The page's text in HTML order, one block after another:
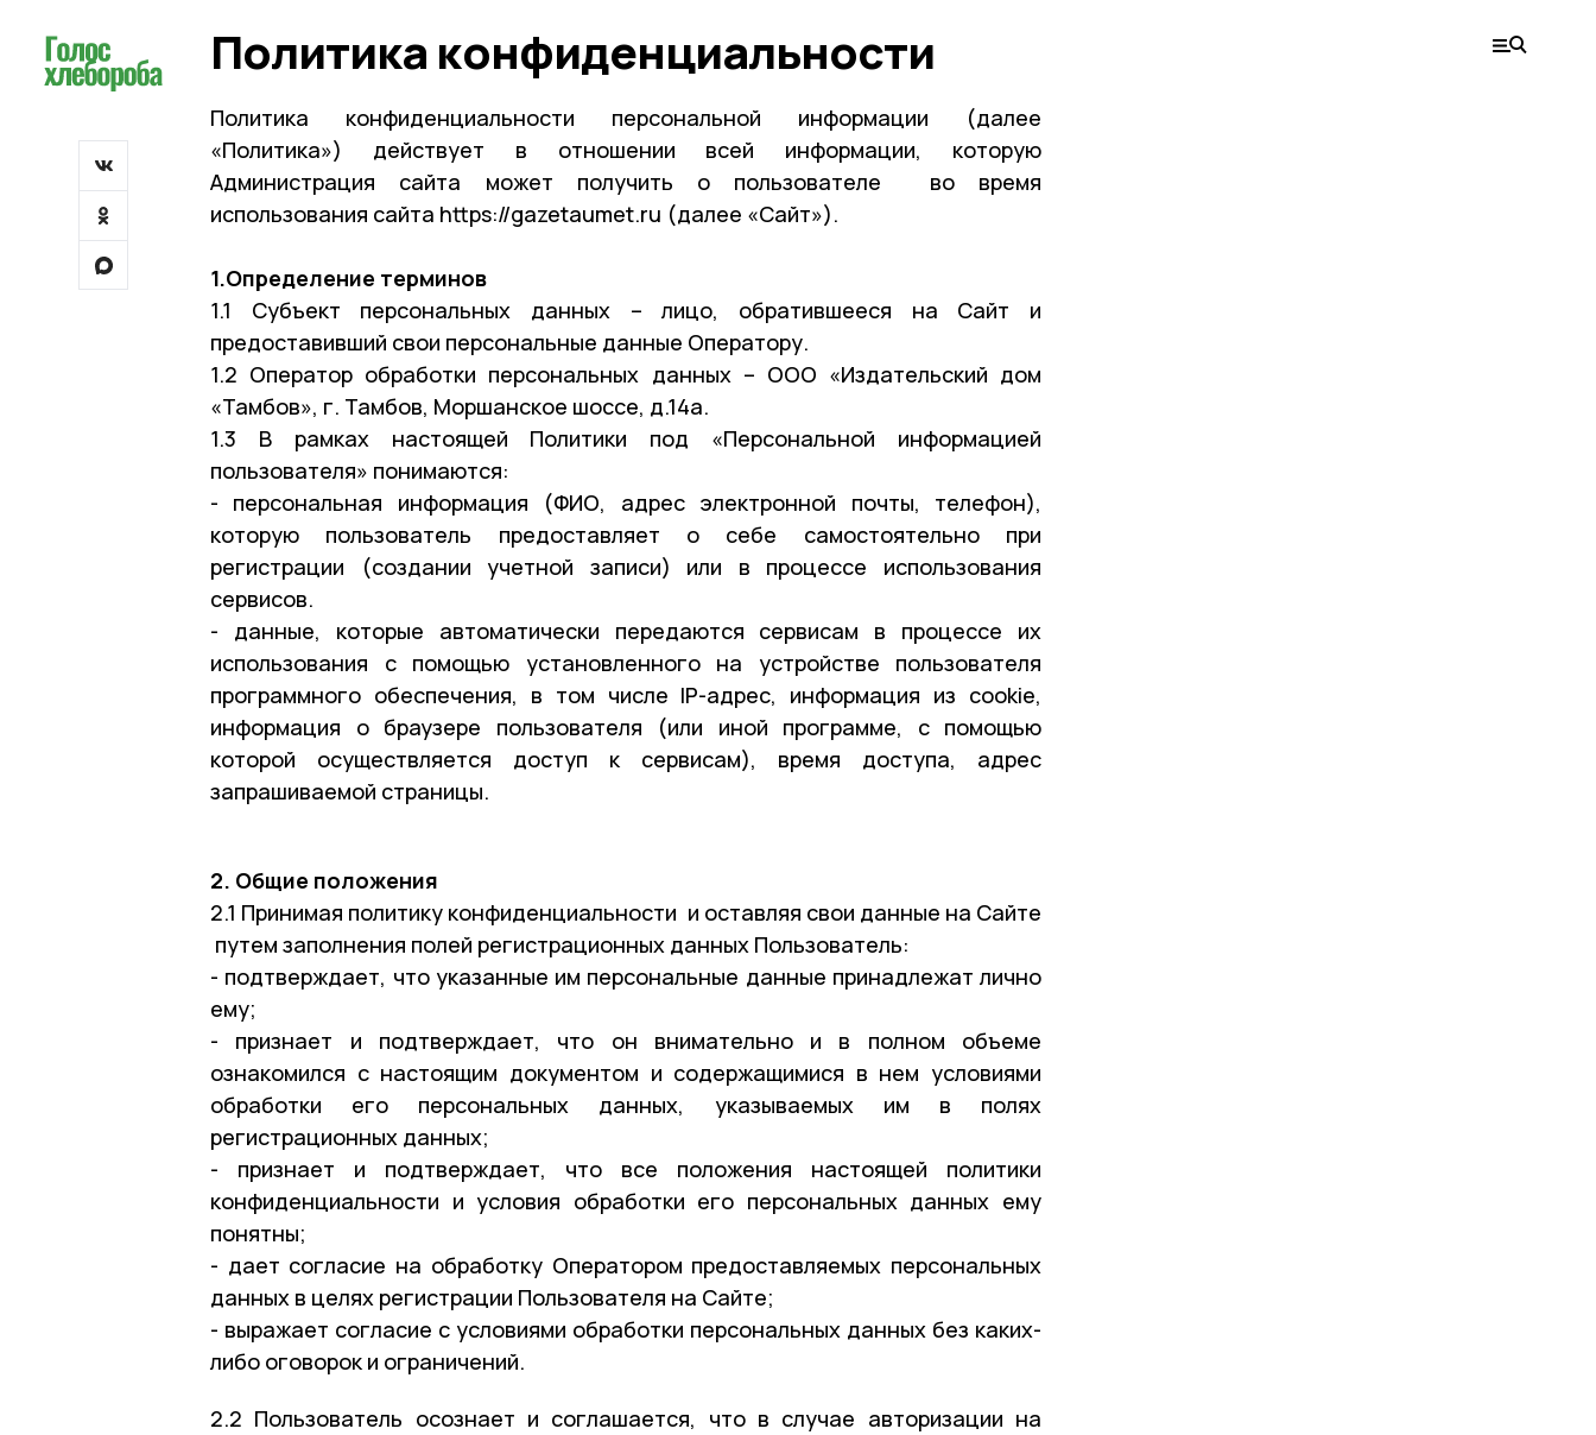
Политика конфиденциальности
Политика конфиденциальности персональной информации (далее
«Политика») действует в отношении всей информации, которую
Администрация сайта может получить о пользователе во время
использования сайта https://gazetaumet.ru (далее «Сайт»).
1.Определение терминов
1.1 Субъект персональных данных – лицо, обратившееся на Сайт и
предоставивший свои персональные данные Оператору.
1.2 Оператор обработки персональных данных – ООО «Издательский дом
«Тамбов», г. Тамбов, Моршанское шоссе, д.14а.
1.3 В рамках настоящей Политики под «Персональной информацией
пользователя» понимаются:
- персональная информация (ФИО, адрес электронной почты, телефон),
которую пользователь предоставляет о себе самостоятельно при
регистрации (создании учетной записи) или в процессе использования
сервисов.
- данные, которые автоматически передаются сервисам в процессе их
использования с помощью установленного на устройстве пользователя
программного обеспечения, в том числе IP-адрес, информация из cookie,
информация о браузере пользователя (или иной программе, с помощью
которой осуществляется доступ к сервисам), время доступа, адрес
запрашиваемой страницы.
2. Общие положения
2.1 Принимая политику конфиденциальности и оставляя свои данные на Сайте
путем заполнения полей регистрационных данных Пользователь:
- подтверждает, что указанные им персональные данные принадлежат лично
ему;
- признает и подтверждает, что он внимательно и в полном объеме
ознакомился с настоящим документом и содержащимися в нем условиями
обработки его персональных данных, указываемых им в полях
регистрационных данных;
- признает и подтверждает, что все положения настоящей политики
конфиденциальности и условия обработки его персональных данных ему
понятны;
- дает согласие на обработку Оператором предоставляемых персональных
данных в целях регистрации Пользователя на Сайте;
- выражает согласие с условиями обработки персональных данных без каких-
либо оговорок и ограничений.
2.2 Пользователь осознает и соглашается, что в случае авторизации на